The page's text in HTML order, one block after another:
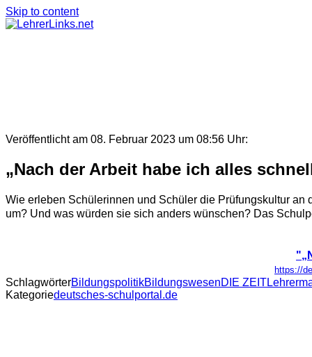
Skip to content
Veröffentlicht am 08. Februar 2023 um 08:56 Uhr:
„Nach der Arbeit habe ich alles
Wie erleben Schülerinnen und Schüler die Prüfungskultur
um? Und was würden sie sich anders wünschen? Das
https://
SchlagwörterBildungspolitikBildungswesenDIE ZEIT
Kategoriedeutsches-schulportal.de